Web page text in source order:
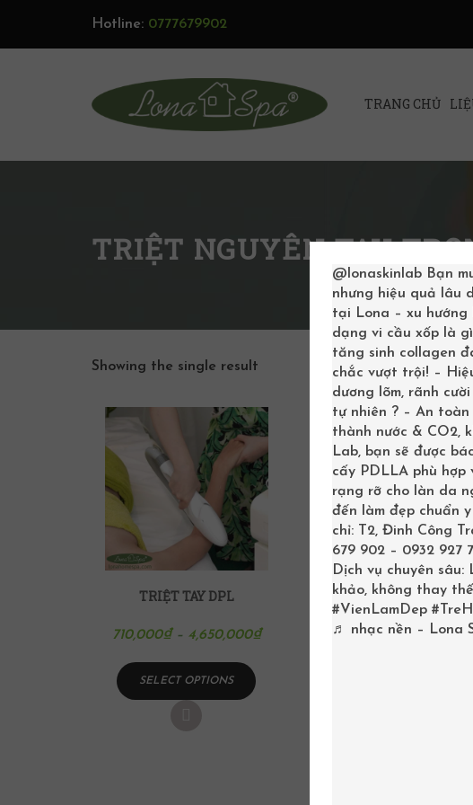
Hotline: 0777679902
TRANG CHỦ
TRIỆT NGUYÊN TAY
Showing the single result
TRIỆT TAY DPL
710,000₫– 4,650,000₫
SELECT OPTIONS
@lonaskinlabBạn
nhưng hiệu quả lâu
tại Lona – xu hướng
dạng vi cầu xốp là
tăng sinh collagen
chắc vượt trội! –
dương lõm, rãnh
tự nhiên ? – An
thành nước & CO2,
Lab, bạn sẽ được
cấy PDLLA phù
rạng rỡ cho làn da
đến làm đẹp chuẩn
chỉ: T2, Đinh Công
679 902 – 0932 927
Dịch vụ chuyên
khảo, không thay
#VienLamDep
♬ nhạc nền – Lona